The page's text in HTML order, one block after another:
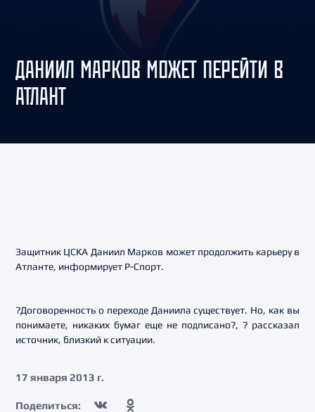
ДАНИИЛ МАРКОВ МОЖЕТ ПЕРЕЙТИ В
АТЛАНТ
Защитник ЦСКА Даниил Марков может продолжить карьеру в
Атланте, информирует Р-Спорт.
?Договоренность о переходе Даниила существует. Но, как вы
понимаете, никаких бумаг еще не подписано?, ? рассказал
источник, близкий к ситуации.
17 января 2013 г.
Поделиться: